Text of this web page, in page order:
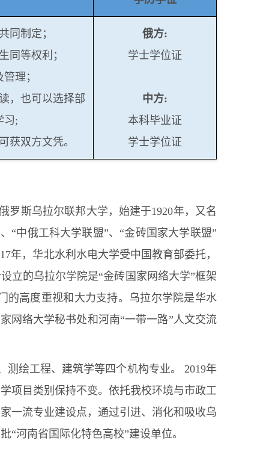
同制定；
同等权利；
理；
，也可以选择部
习;
获双方文凭。
俄方:
学士学位证
中方:
本科毕业证
学士学位证
罗斯乌拉尔联邦大学，始建于1920年，又名
“中俄工科大学联盟”、“金砖国家大学联盟”
年，华北水利水电大学受中国教育部委托，
立的乌拉尔学院是“金砖国家网络大学”框架
的高度重视和大力支持。乌拉尔学院是华水
网络大学秘书处和河南“一带一路”人文交流
测绘工程、建筑学等四个机构专业。 2019年
项目类别保持不变。依托我校环境与市政工
一流专业建设点，通过引进、消化和吸收乌
河南省国际化特色高校”建设单位。